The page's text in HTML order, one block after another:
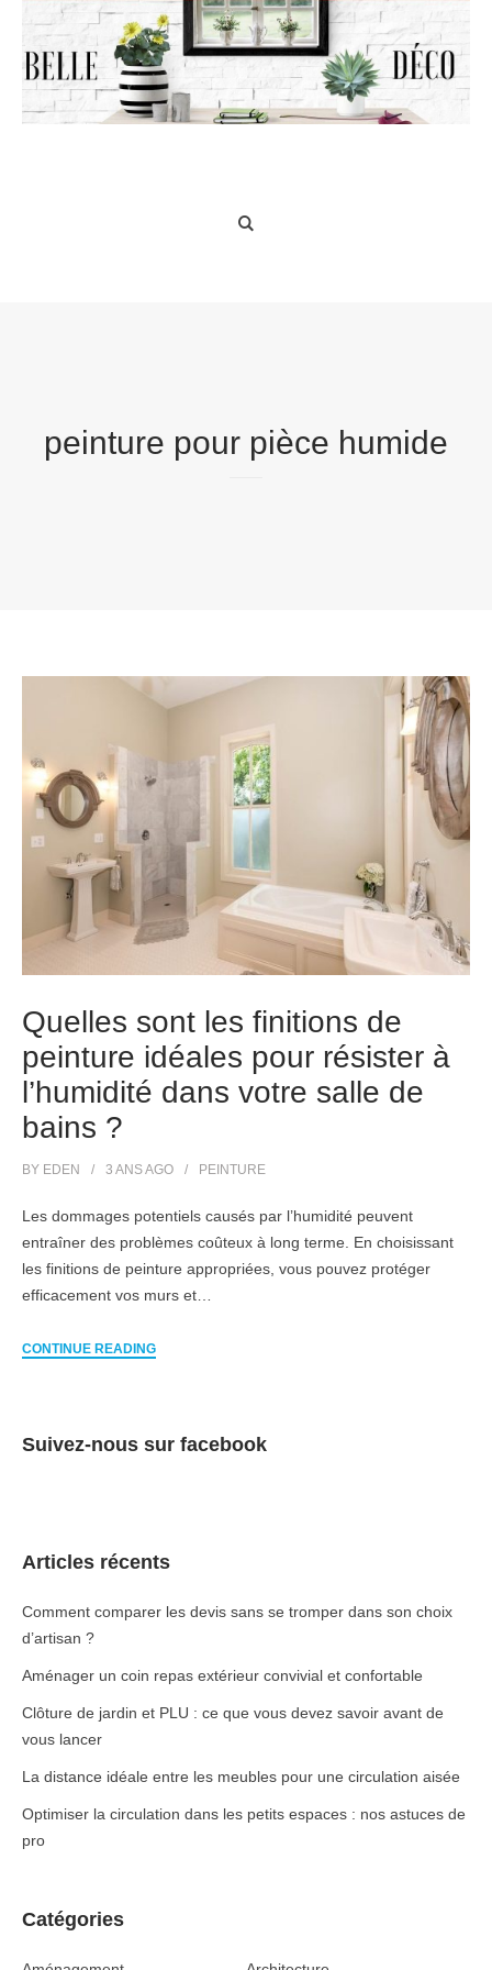
peinture pour pièce humide
Quelles sont les finitions de
peinture idéales pour résister à
l’humidité dans votre salle de
bains ?
BY EDEN 3 ANSAGO PEINTURE
Les dommages potentiels causés par l’humidité peuvent
entraîner des problèmes coûteux à long terme. En choisissant
les finitions de peinture appropriées, vous pouvez protéger
efficacement vos murs et…
CONTINUE READING
Suivez-nous sur facebook
Articles récents
Comment comparer les devis sans se tromper dans son choix
d’artisan ?
Aménager un coin repas extérieur convivial et confortable
Clôture de jardin et PLU : ce que vous devez savoir avant de
vous lancer
La distance idéale entre les meubles pour une circulation aisée
Optimiser la circulation dans les petits espaces : nos astuces de
pro
Catégories